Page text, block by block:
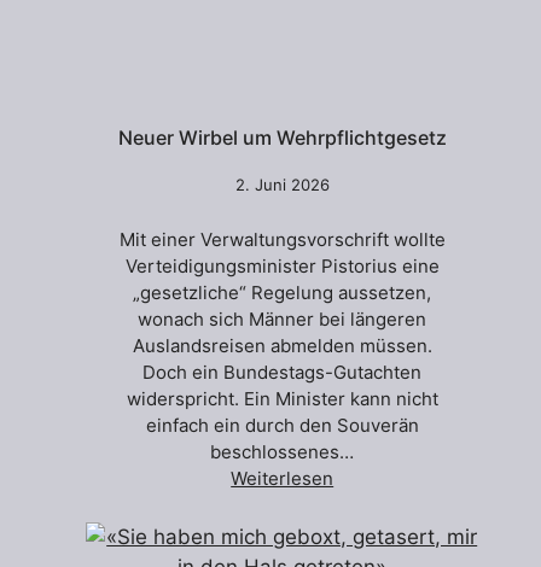
Neuer Wirbel um Wehrpflichtgesetz
2. Juni 2026
Mit einer Verwaltungsvorschrift wollte
Verteidigungsminister Pistorius eine
„gesetzliche“ Regelung aussetzen,
wonach sich Männer bei längeren
Auslandsreisen abmelden müssen.
Doch ein Bundestags-Gutachten
widerspricht. Ein Minister kann nicht
einfach ein durch den Souverän
beschlossenes…
Weiterlesen